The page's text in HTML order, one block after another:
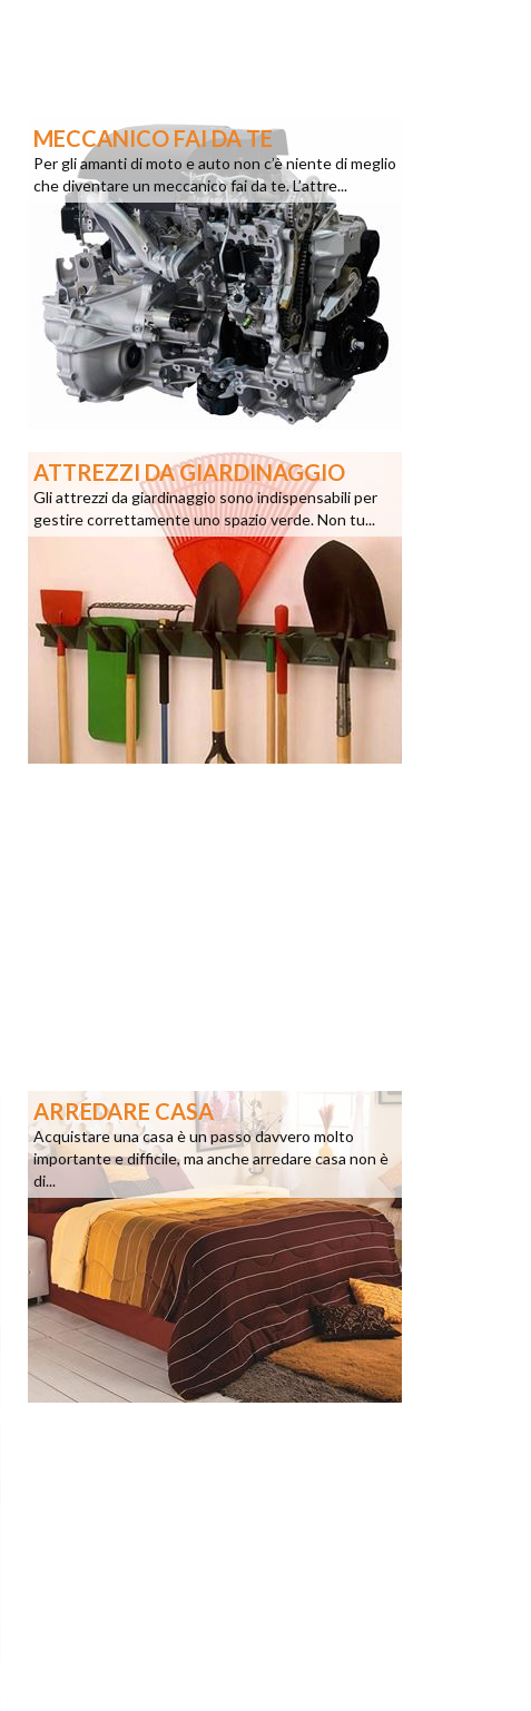
MECCANICO FAI DA TE
Per gli amanti di moto e auto non c’è niente di meglio
che diventare un meccanico fai da te. L’attre...
ATTREZZI DA GIARDINAGGIO
Gli attrezzi da giardinaggio sono indispensabili per
gestire correttamente uno spazio verde. Non tu...
ARREDARE CASA
Acquistare una casa è un passo davvero molto
importante e difficile, ma anche arredare casa non è
di...